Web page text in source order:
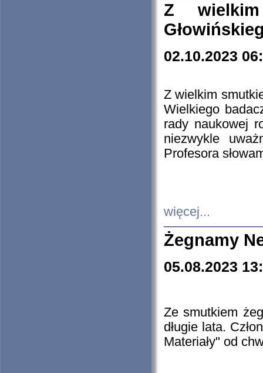
Z
02.10.2023
Z wielkim
Wielkiego
rady naukowej
niezwykle
Profesora
więcej...
Żegnamy
05.08.2023
Ze smutkiem
długie lata.
Materiały" od